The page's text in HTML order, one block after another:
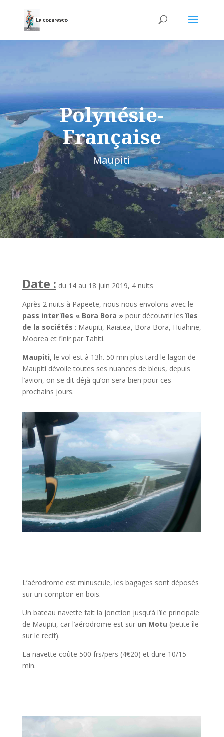
Polynésie-
Française
Maupiti
Date : du 14 au 18 juin 2019, 4 nuits
Après 2 nuits à Papeete, nous nous envolons avec le
pass inter îles « Bora Bora »pour découvrir lesîles
de la sociétés : Maupiti, Raiatea, Bora Bora, Huahine,
Moorea et finir par Tahiti.
Maupiti, le vol est à 13h. 50 min plus tard le lagon de
Maupiti dévoile toutes ses nuances de bleus, depuis
l’avion, on se dit déjà qu’on sera bien pour ces
prochains jours.
L’aérodrome est minuscule, les bagages sont déposés
sur un comptoir en bois.
Un bateau navette fait la jonction jusqu’à l’île principale
de Maupiti, car l’aérodrome est surun Motu (petite île
sur le recif).
La navette coûte 500 frs/pers (4€20) et dure 10/15
min.